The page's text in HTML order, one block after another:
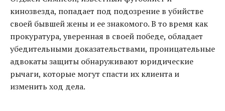
кинозвезда, попадает под подозрение в убийстве
своей бывшей жены и ее знакомого. В то время как
прокуратура, уверенная в своей победе, обладает
убедительными доказательствами, проницательные
адвокаты защиты обнаруживают юридические
рычаги, которые могут спасти их клиента и
изменить ход дела.